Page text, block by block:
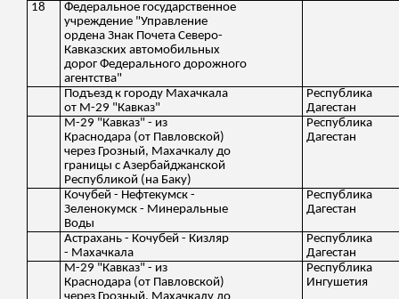
18
Федеральное государственное
учреждение "Управление
ордена Знак Почета Северо-
Кавказских автомобильных
дорог Федерального дорожного
агентства"
Подъезд к городу Махачкала
от М-29 "Кавказ"
Республика
Дагестан
М-29 "Кавказ" - из
Краснодара (от Павловской)
через Грозный, Махачкалу до
границы с Азербайджанской
Республикой (на Баку)
Республика
Дагестан
Кочубей - Нефтекумск -
Зеленокумск - Минеральные
Воды
Республика
Дагестан
Астрахань - Кочубей - Кизляр
- Махачкала
Республика
Дагестан
М-29 "Кавказ" - из
Краснодара (от Павловской)
Республика
Ингушетия